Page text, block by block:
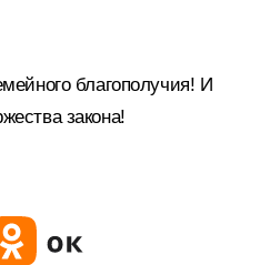
благополучия! И
закона!